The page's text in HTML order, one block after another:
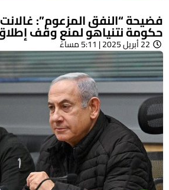
فضيحة “النفق المزعوم”:
حكومة نتنياهو لمنع وقف إطلاق
22 أبريل 2025 | 5:11 مساءً